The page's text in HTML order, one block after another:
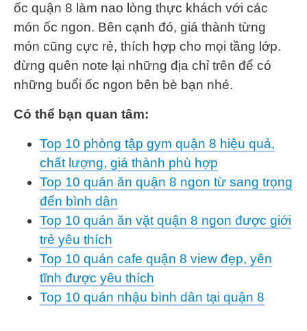
ốc quận 8 làm nao lòng thực khách với các
món ốc ngon. Bên cạnh đó, giá thành từng
món cũng cực rẻ, thích hợp cho mọi tầng lớp.
đừng quên note lại những địa chỉ trên để có
những buổi ốc ngon bên bè bạn nhé.
Có thể bạn quan tâm:
Top 10 phòng tập gym quận 8 hiệu quả,
chất lượng, giá thành phù hợp
Top 10 quán ăn quận 8 ngon từ sang trọng
đến bình dân
Top 10 quán ăn vặt quận 8 ngon được giới
trẻ yêu thích
Top 10 quán cafe quận 8 view đẹp, yên
tĩnh được yêu thích
Top 10 quán nhậu bình dân tại quận 8